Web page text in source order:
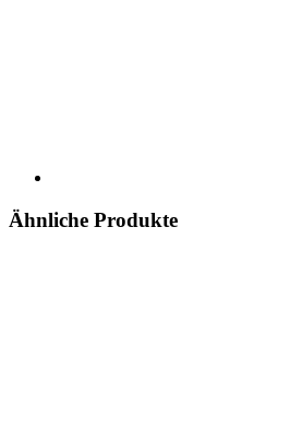
Ähnliche Produkte